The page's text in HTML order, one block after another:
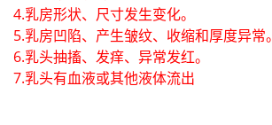
4.乳房形状、尺寸发生变化。
5.乳房凹陷、产生皱纹、收缩和厚度异常。
6.乳头抽搐、发痒、异常发红。
7.乳头有血液或其他液体流出